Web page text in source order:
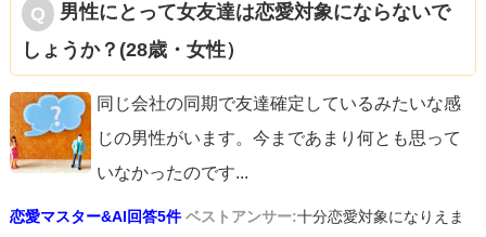
男性にとって女友達は恋愛対象にならないで
しょうか？(28歳・女性）
同じ会社の同期で友達確定しているみたいな感
じの男性がいます。今まであまり何とも思って
いなかったのです...
恋愛マスター&AI回答5件 ベストアンサー:十分恋愛対象になりえま